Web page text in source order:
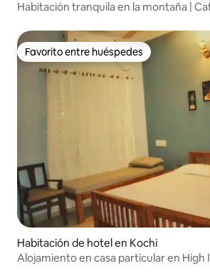
Habitación tranquila en la montaña |
Favorito entre huéspedes
Favorito entre huéspedes
Habitación de hotel en Kochi
Alojamiento en casa particular en High